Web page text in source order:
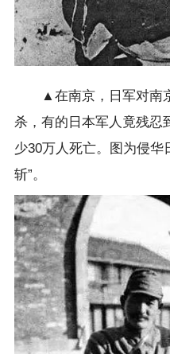
▲在南京，日军对南京
杀，有的日本军人竟残忍
少30万人死亡。图为侵华
斩”。